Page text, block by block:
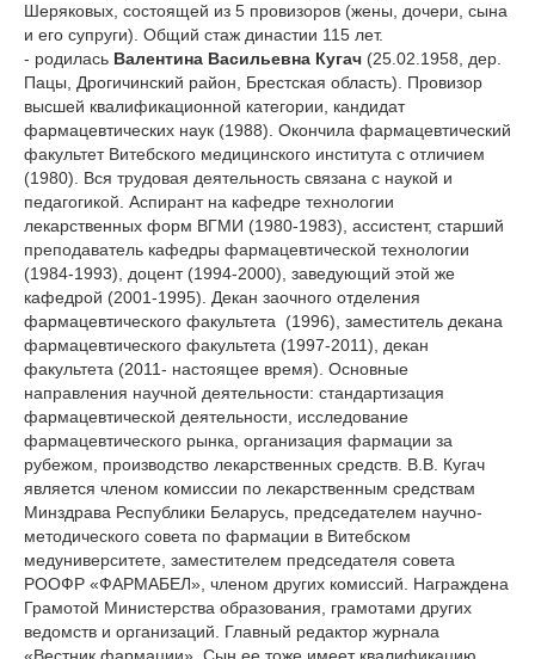
Шеряковых, состоящей из 5 провизоров (жены, дочери, сына
и его супруги). Общий стаж династии 115 лет.
- родилась Валентина Васильевна Кугач (25.02.1958, дер.
Пацы, Дрогичинский район, Брестская область). Провизор
высшей квалификационной категории, кандидат
фармацевтических наук (1988). Окончила фармацевтический
факультет Витебского медицинского института с отличием
(1980). Вся трудовая деятельность связана с наукой и
педагогикой. Аспирант на кафедре технологии
лекарственных форм ВГМИ (1980-1983), ассистент, старший
преподаватель кафедры фармацевтической технологии
(1984-1993), доцент (1994-2000), заведующий этой же
кафедрой (2001-1995). Декан заочного отделения
фармацевтического факультета (1996), заместитель декана
фармацевтического факультета (1997-2011), декан
факультета (2011- настоящее время). Основные
направления научной деятельности: стандартизация
фармацевтической деятельности, исследование
фармацевтического рынка, организация фармации за
рубежом, производство лекарственных средств. В.В. Кугач
является членом комиссии по лекарственным средствам
Минздрава Республики Беларусь, председателем научно-
методического совета по фармации в Витебском
медуниверситете, заместителем председателя совета
РООФР «ФАРМАБЕЛ», членом других комиссий. Награждена
Грамотой Министерства образования, грамотами других
ведомств и организаций. Главный редактор журнала